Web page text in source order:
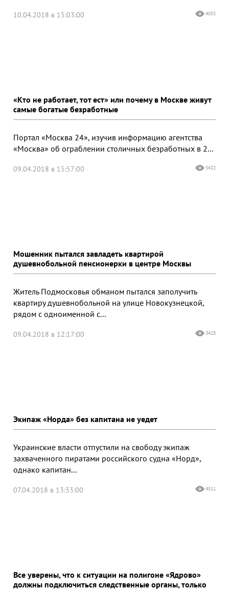
10.04.2018 в 15:03:00 4055
«Кто не работает, тот ест» или почему в Москве живут
самые богатые безработные
Портал «Москва 24», изучив информацию агентства
«Москва» об ограблении столичных безработных в 2...
09.04.2018 в 15:57:00 5422
Мошенник пытался завладеть квартирой
душевнобольной пенсионерки в центре Москвы
Житель Подмосковья обманом пытался заполучить
квартиру душевнобольной на улице Новокузнецкой,
рядом с одноименной с...
09.04.2018 в 12:17:00 3428
Экипаж «Норда» без капитана не уедет
Украинские власти отпустили на свободу экипаж
захваченного пиратами российского судна «Норд»,
однако капитан...
07.04.2018 в 13:33:00 4511
Все уверены, что к ситуации на полигоне «Ядрово»
должны подключиться следственные органы, только